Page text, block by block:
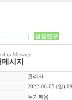
성경연구
Message
시지
관리자
2022-06-05 (일)
누가복음